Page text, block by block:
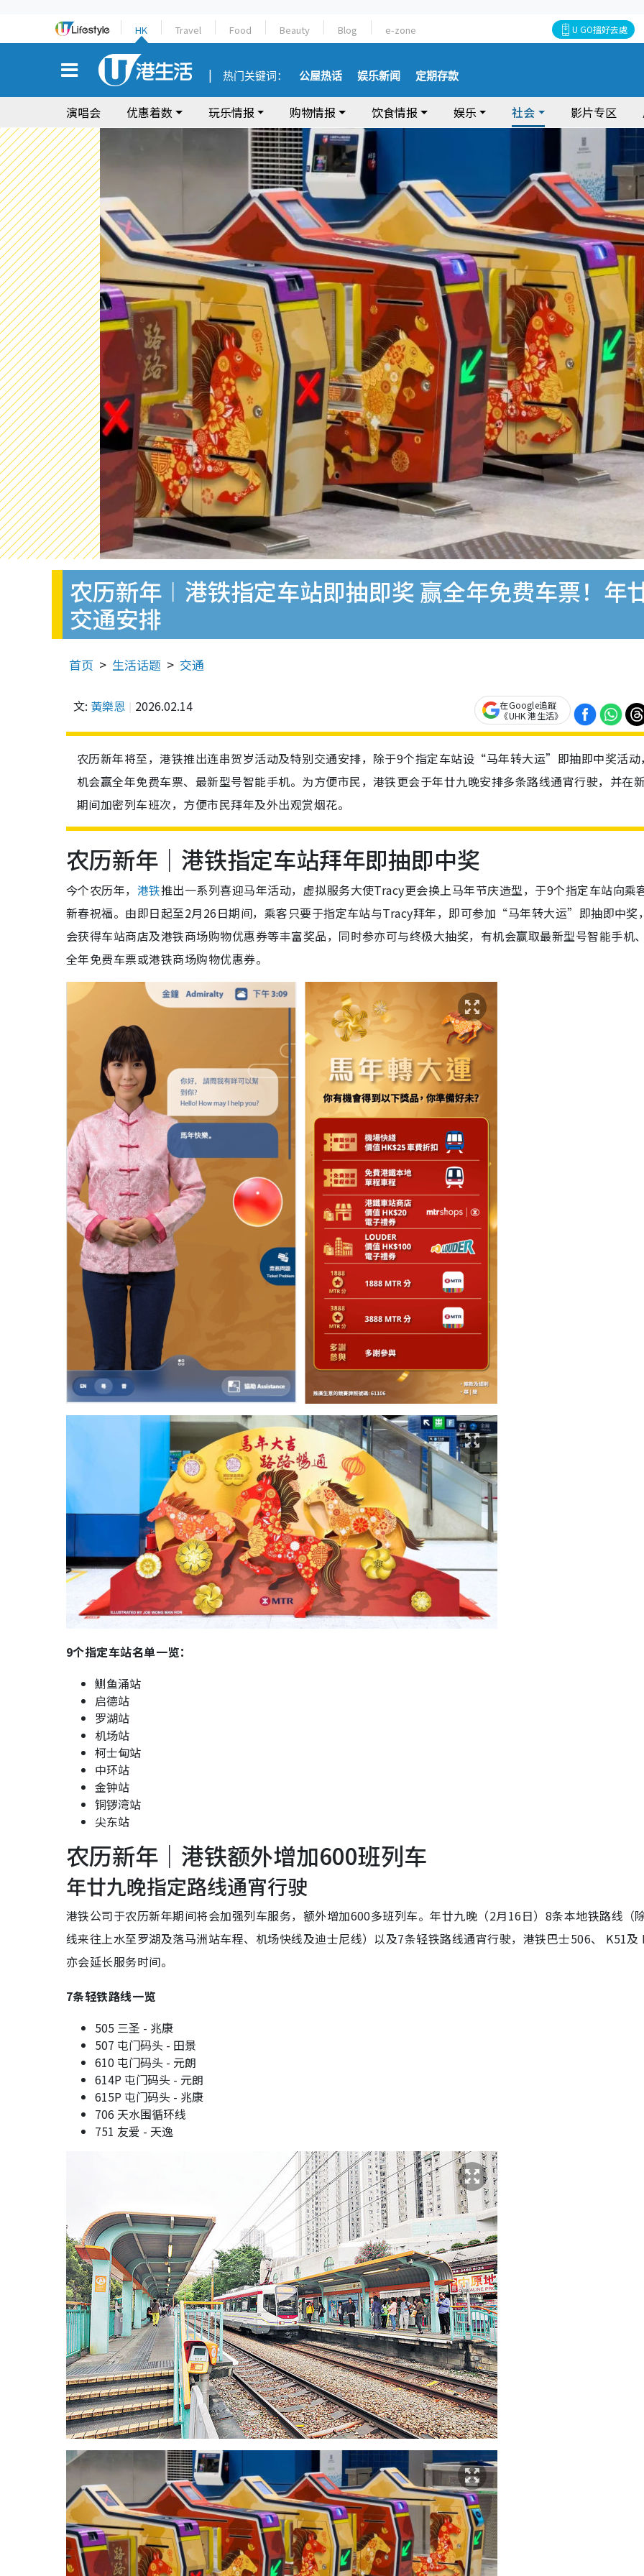
HK Travel Food Beauty Blog e-zone U GO搵好去處
热门关键词： 公屋热话 娱乐新闻 定期存款
演唱会 优惠着数 玩乐情报 购物情报 饮食情报 娱乐 社会 影片专区
农历新年︱港铁指定车站即抽即奖 赢全年免费车票！年
交通安排
首页 生活话题 交通
文: 黃樂恩 2026.02.14
在Google追蹤
《UHK 港生活》
农历新年将至，港铁推出连串贺岁活动及特别交通安排，除于9个指定车站设“马年转大运”即抽即中奖活动
机会赢全年免费车票、最新型号智能手机。为方便市民，港铁更会于年廿九晚安排多条路线通宵行驶，并在
期间加密列车班次，方便市民拜年及外出观赏烟花。
农历新年｜港铁指定车站拜年即抽即中奖
今个农历年， 港铁推出一系列喜迎马年活动，虚拟服务大使Tracy更会换上马年节庆造型，于9个指定车站向乘
新春祝福。由即日起至2月26日期间，乘客只要于指定车站与Tracy拜年，即可参加“马年转大运”即抽即中奖
会获得车站商店及港铁商场购物优惠券等丰富奖品，同时参亦可与终极大抽奖，有机会赢取最新型号智能手机
全年免费车票或港铁商场购物优惠券。
9个指定车站名单一览：
鰂鱼涌站
启德站
罗湖站
机场站
柯士甸站
中环站
金钟站
铜锣湾站
尖东站
农历新年｜港铁额外增加600班列车
年廿九晚指定路线通宵行驶
港铁公司于农历新年期间将会加强列车服务，额外增加600多班列车。年廿九晚（2月16日）8条本地铁路线（
线来往上水至罗湖及落马洲站车程、机场快线及迪士尼线）以及7条轻铁路线通宵行驶，港铁巴士506、 K51及
亦会延长服务时间。
7条轻铁路线一览
505 三圣 - 兆康
507 屯门码头 - 田景
610 屯门码头 - 元朗
614P 屯门码头 - 元朗
615P 屯门码头 - 兆康
706 天水围循环线
751 友爱 - 天逸